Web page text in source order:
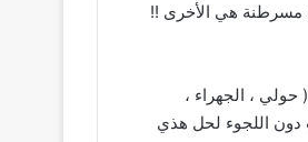
مسرطنة هي الأخرى !!
حولي ، الجهراء ،
دون اللجوء لحل هذي